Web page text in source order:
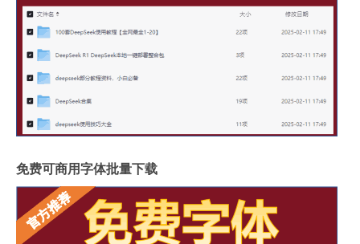
免费可商用字体批量下载